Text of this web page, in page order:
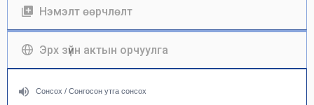
Нэмэлт өөрчлөлт
Эрх зүйн актын орчуулга
Сонсох / Сонгосон утга сонсох